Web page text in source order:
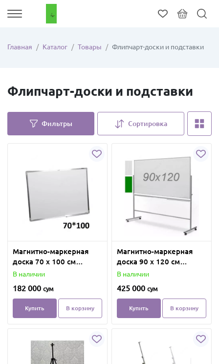
Главная Каталог Товары Флипчарт-доски и подставки
Флипчарт-доски и подставки
Фильтры Сортировка
Магнитно-маркерная
доска 70 х 100 см
(Белая/Зеленая)
В наличии
182 000 сум
Купить В корзину
Магнитно-маркерная
доска 90 х 120 см
(Белая/Зеленая)
В наличии
425 000 сум
Купить В корзину